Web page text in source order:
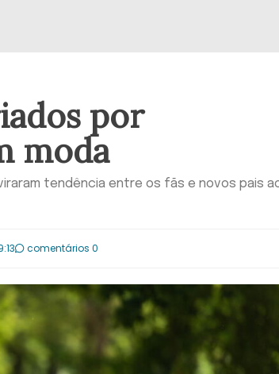
por
moda
tendência entre os fãs e novos pais
comentários 0